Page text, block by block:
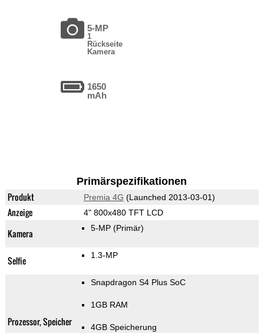
5-MP
1
Rückseite
Kamera
1650
mAh
Primärspezifikationen
Produkt Premia 4G (Launched 2013-03-01)
Anzeige 4" 800x480 TFT LCD
Kamera 5-MP (Primär)
Selfie 1.3-MP
Prozessor, Speicher
Snapdragon S4 Plus SoC
1GB RAM
4GB Speicherung